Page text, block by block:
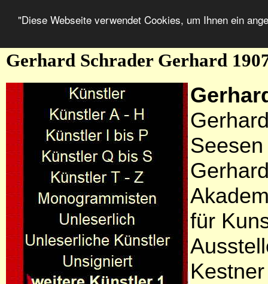
"Diese Webseite verwendet Cookies, um Ihnen ein
Gerhard Schrader Gerhard
für